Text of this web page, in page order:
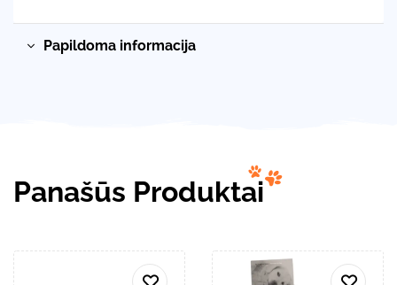
Papildoma informacija
Panašūs Produktai